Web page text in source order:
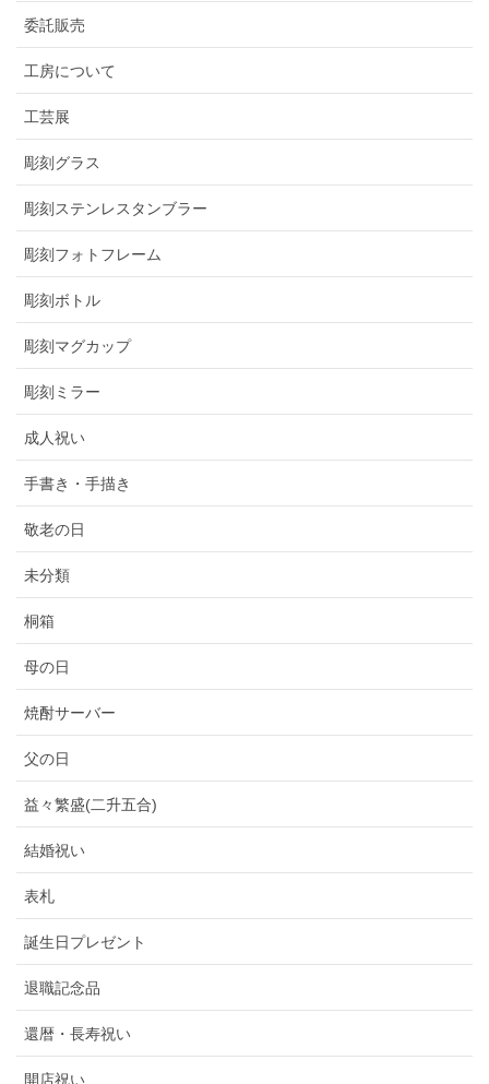
委託販売
工房について
工芸展
彫刻グラス
彫刻ステンレスタンブラー
彫刻フォトフレーム
彫刻ボトル
彫刻マグカップ
彫刻ミラー
成人祝い
手書き・手描き
敬老の日
未分類
桐箱
母の日
焼酎サーバー
父の日
益々繁盛(二升五合)
結婚祝い
表札
誕生日プレゼント
退職記念品
還暦・長寿祝い
開店祝い